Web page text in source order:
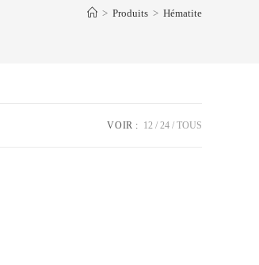
> Produits > Hématite
VOIR : 12 24 TOUS